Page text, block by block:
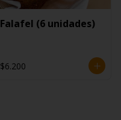
Falafel (6 unidades)
$6.200